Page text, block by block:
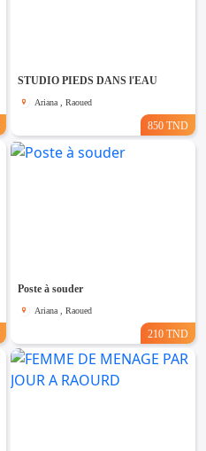
STUDIO PIEDS DANS l'EAU
Ariana , Raoued
850 TND
Poste à souder
Ariana , Raoued
210 TND